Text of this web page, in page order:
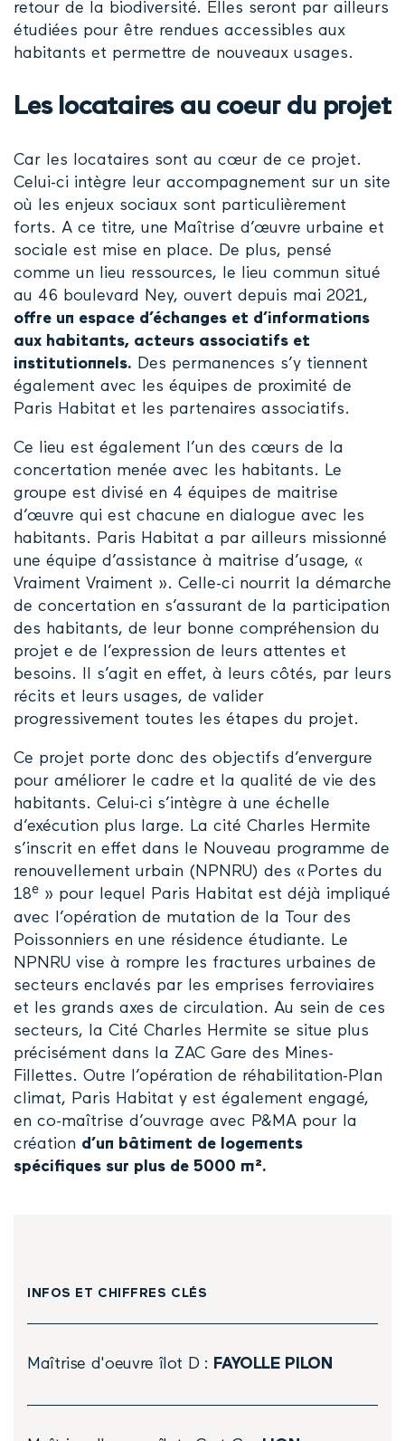
retour de la biodiversité. Elles seront par ailleurs
étudiées pour être rendues accessibles aux
habitants et permettre de nouveaux usages.
Les locataires au coeur du projet
Car les locataires sont au cœur de ce projet.
Celui-ci intègre leur accompagnement sur un site
où les enjeux sociaux sont particulièrement
forts. A ce titre, une Maîtrise d’œuvre urbaine et
sociale est mise en place. De plus, pensé
comme un lieu ressources, le lieu commun situé
au 46 boulevard Ney, ouvert depuis mai 2021,
offre un espace d’échanges et d’informations
aux habitants, acteurs associatifs et
institutionnels. Des permanences s’y tiennent
également avec les équipes de proximité de
Paris Habitat et les partenaires associatifs.
Ce lieu est également l’un des cœurs de la
concertation menée avec les habitants. Le
groupe est divisé en 4 équipes de maitrise
d’œuvre qui est chacune en dialogue avec les
habitants. Paris Habitat a par ailleurs missionné
une équipe d’assistance à maitrise d’usage, «
Vraiment Vraiment ». Celle-ci nourrit la démarche
de concertation en s’assurant de la participation
des habitants, de leur bonne compréhension du
projet e de l’expression de leurs attentes et
besoins. Il s’agit en effet, à leurs côtés, par leurs
récits et leurs usages, de valider
progressivement toutes les étapes du projet.
Ce projet porte donc des objectifs d’envergure
pour améliorer le cadre et la qualité de vie des
habitants. Celui-ci s’intègre à une échelle
d’exécution plus large. La cité Charles Hermite
s’inscrit en effet dans le Nouveau programme de
renouvellement urbain (NPNRU) des « Portes du
18e » pour lequel Paris Habitat est déjà impliqué
avec l’opération de mutation de la Tour des
Poissonniers en une résidence étudiante. Le
NPNRU vise à rompre les fractures urbaines de
secteurs enclavés par les emprises ferroviaires
et les grands axes de circulation. Au sein de ces
secteurs, la Cité Charles Hermite se situe plus
précisément dans la ZAC Gare des Mines-
Fillettes. Outre l’opération de réhabilitation-Plan
climat, Paris Habitat y est également engagé,
en co-maîtrise d’ouvrage avec P&MA pour la
création d’un bâtiment de logements
spécifiques sur plus de 5000 m².
INFOS ET CHIFFRES CLÉS
Maîtrise d'oeuvre îlot D : FAYOLLE PILON